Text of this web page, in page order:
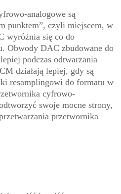
analogowe są
punktem”, czyli miejscem, w
wyróżnia się co do
Obwody DAC zbudowane do
podczas odtwarzania
działają lepiej, gdy są
resamplingowi do formatu w
cyfrowo-
swoje mocne strony,
przetwornika